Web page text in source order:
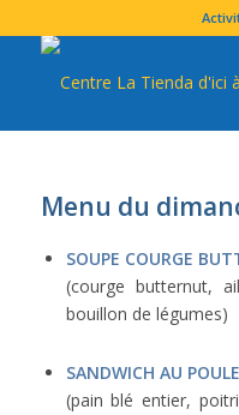
Menu du
SOUPE COURGE
(courge butternut,
bouillon de légumes)
SANDWICH AU
(pain blé entier,